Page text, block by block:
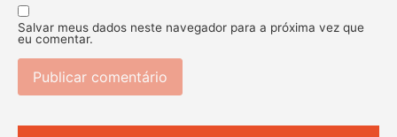
Salvar meus dados neste navegador para a próxima vez que
eu comentar.